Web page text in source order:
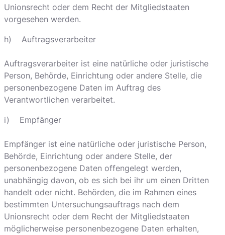
Unionsrecht oder dem Recht der Mitgliedstaaten
vorgesehen werden.
h) Auftragsverarbeiter
Auftragsverarbeiter ist eine natürliche oder juristische
Person, Behörde, Einrichtung oder andere Stelle, die
personenbezogene Daten im Auftrag des
Verantwortlichen verarbeitet.
i) Empfänger
Empfänger ist eine natürliche oder juristische Person,
Behörde, Einrichtung oder andere Stelle, der
personenbezogene Daten offengelegt werden,
unabhängig davon, ob es sich bei ihr um einen Dritten
handelt oder nicht. Behörden, die im Rahmen eines
bestimmten Untersuchungsauftrags nach dem
Unionsrecht oder dem Recht der Mitgliedstaaten
möglicherweise personenbezogene Daten erhalten,